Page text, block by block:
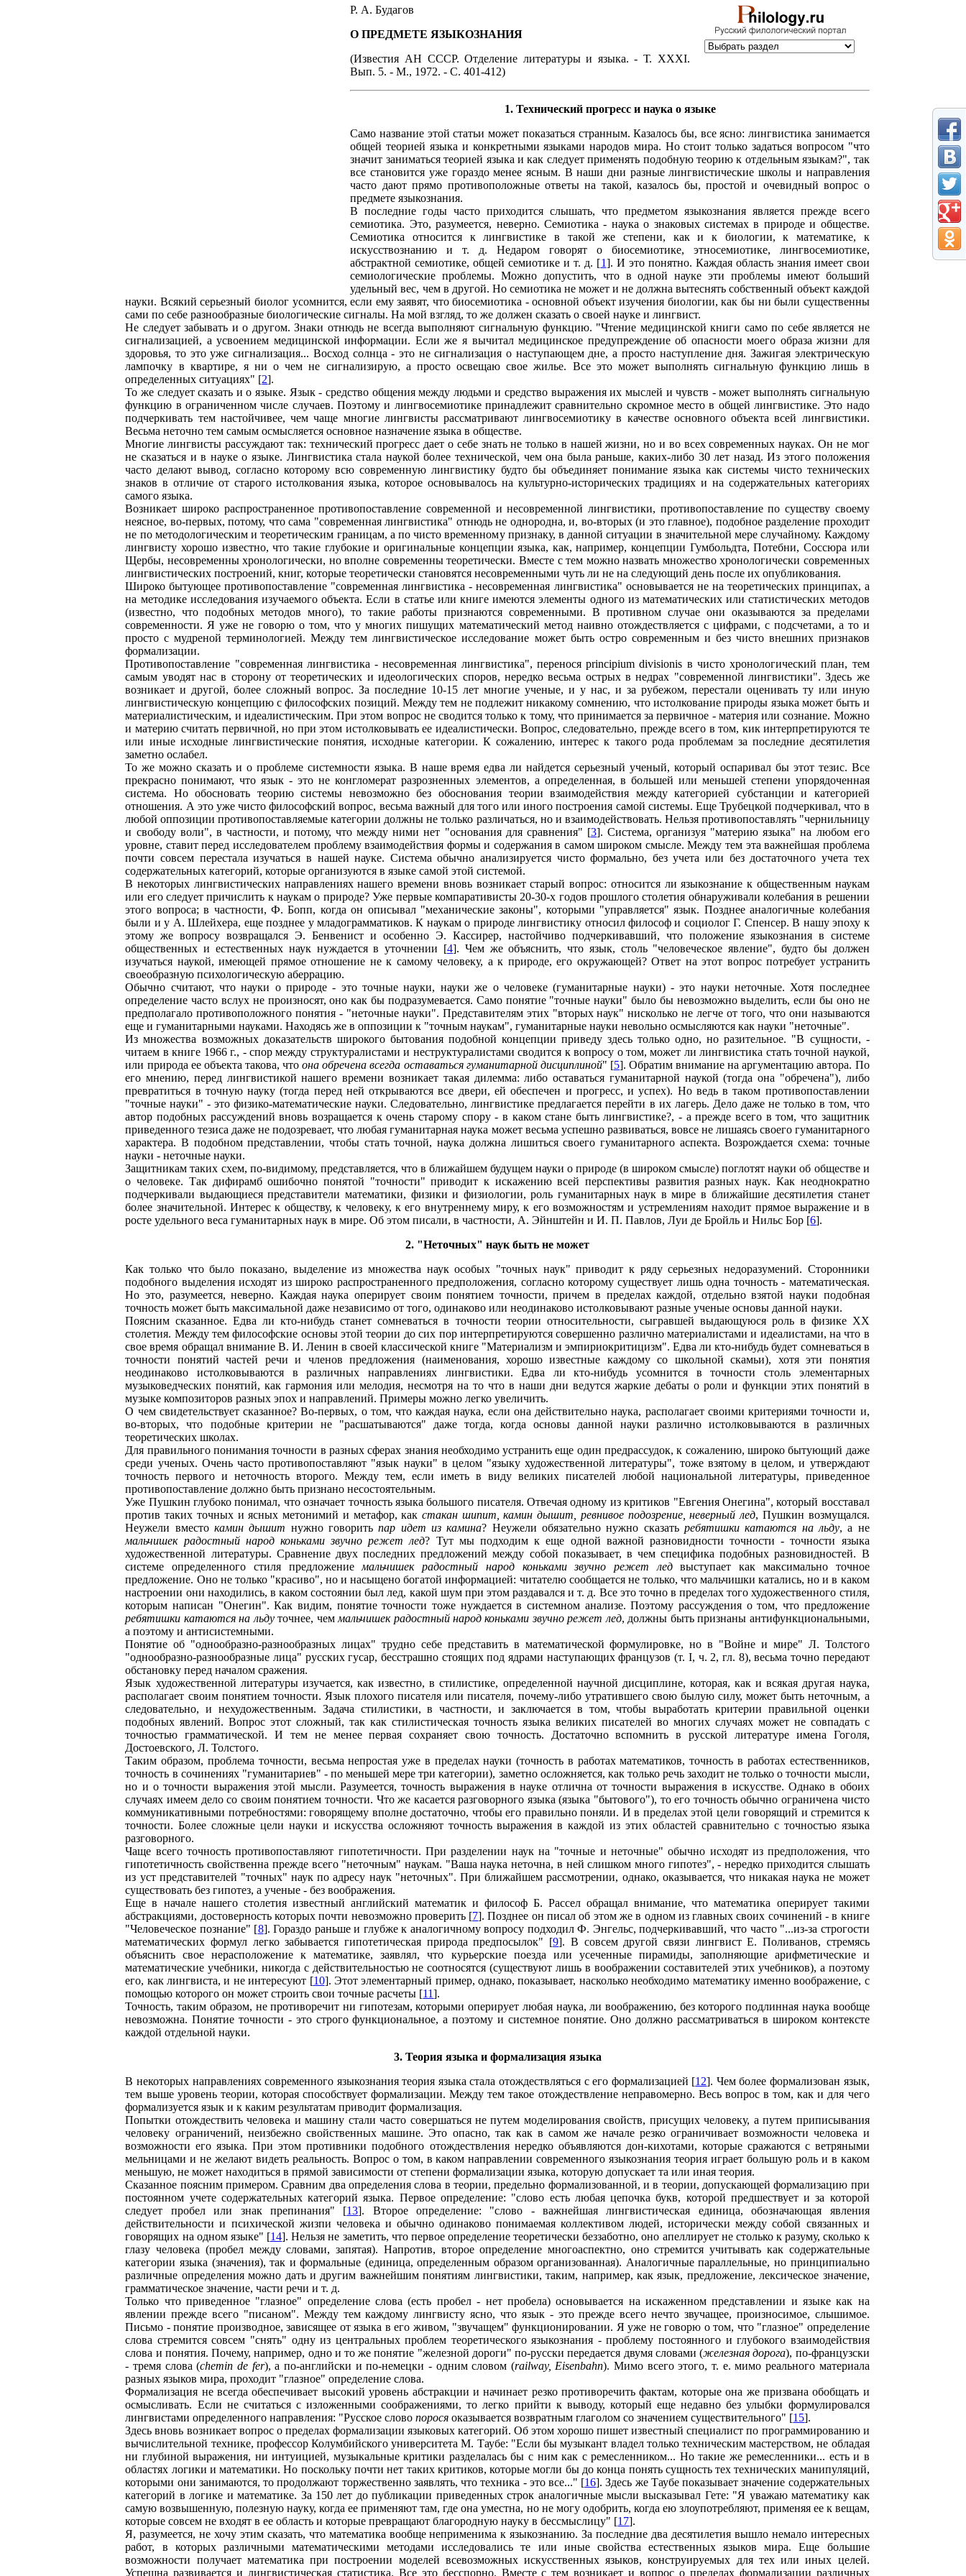
Р. А. Будагов
О ПРЕДМЕТЕ ЯЗЫКОЗНАНИЯ
(Известия АН СССР. Отделение литературы и языка. - Т. XXXI.
Вып. 5. - М., 1972. - С. 401-412)
1. Технический прогресс и наука о языке
Само название этой статьи может показаться странным. Казалось бы, все ясно: лингвистика занимается
общей теорией языка и конкретными языками народов мира. Но стоит только задаться вопросом "что
значит заниматься теорией языка и как следует применять подобную теорию к отдельным языкам?", так
все становится уже гораздо менее ясным. В наши дни разные лингвистические школы и направления
часто дают прямо противоположные ответы на такой, казалось бы, простой и очевидный вопрос о
предмете языкознания.
В последние годы часто приходится слышать, что предметом языкознания является прежде всего
семиотика. Это, разумеется, неверно. Семиотика - наука о знаковых системах в природе и обществе.
Семиотика относится к лингвистике в такой же степени, как и к биологии, к математике, к
искусствознанию и т. д. Недаром говорят о биосемиотике, этносемиотике, лингвосемиотике,
абстрактной семиотике, общей семиотике и т. д. [1]. И это понятно. Каждая область знания имеет свои
семиологические проблемы. Можно допустить, что в одной науке эти проблемы имеют больший
удельный вес, чем в другой. Но семиотика не может и не должна вытеснять собственный объект каждой
науки. Всякий серьезный биолог усомнится, если ему заявят, что биосемиотика - основной объект изучения биологии, как бы ни были существенны
сами по себе разнообразные биологические сигналы. На мой взгляд, то же должен сказать о своей науке и лингвист.
Не следует забывать и о другом. Знаки отнюдь не всегда выполняют сигнальную функцию. "Чтение медицинской книги само по себе является не
сигнализацией, а усвоением медицинской информации. Если же я вычитал медицинское предупреждение об опасности моего образа жизни для
здоровья, то это уже сигнализация... Восход солнца - это не сигнализация о наступающем дне, а просто наступление дня. Зажигая электрическую
лампочку в квартире, я ни о чем не сигнализирую, а просто освещаю свое жилье. Все это может выполнять сигнальную функцию лишь в
определенных ситуациях" [2].
То же следует сказать и о языке. Язык - средство общения между людьми и средство выражения их мыслей и чувств - может выполнять сигнальную
функцию в ограниченном числе случаев. Поэтому и лингвосемиотике принадлежит сравнительно скромное место в общей лингвистике. Это надо
подчеркивать тем настойчивее, чем чаще многие лингвисты рассматривают лингвосемиотику в качестве основного объекта всей лингвистики.
Весьма неточно тем самым осмысляется основное назначение языка в обществе.
Многие лингвисты рассуждают так: технический прогресс дает о себе знать не только в нашей жизни, но и во всех современных науках. Он не мог
не сказаться и в науке о языке. Лингвистика стала наукой более технической, чем она была раньше, каких-либо 30 лет назад. Из этого положения
часто делают вывод, согласно которому всю современную лингвистику будто бы объединяет понимание языка как системы чисто технических
знаков в отличие от старого истолкования языка, которое основывалось на культурно-исторических традициях и на содержательных категориях
самого языка.
Возникает широко распространенное противопоставление современной и несовременной лингвистики, противопоставление по существу своему
неясное, во-первых, потому, что сама "современная лингвистика" отнюдь не однородна, и, во-вторых (и это главное), подобное разделение проходит
не по методологическим и теоретическим границам, а по чисто временному признаку, в данной ситуации в значительной мере случайному. Каждому
лингвисту хорошо известно, что такие глубокие и оригинальные концепции языка, как, например, концепции Гумбольдта, Потебни, Соссюра или
Щербы, несовременны хронологически, но вполне современны теоретически. Вместе с тем можно назвать множество хронологически современных
лингвистических построений, книг, которые теоретически становятся несовременными чуть ли не на следующий день после их опубликования.
Широко бытующее противопоставление "современная лингвистика - несовременная лингвистика" основывается не на теоретических принципах, а
на методике исследования изучаемого объекта. Если в статье или книге имеются элементы одного из математических или статистических методов
(известно, что подобных методов много), то такие работы признаются современными. В противном случае они оказываются за пределами
современности. Я уже не говорю о том, что у многих пишущих математический метод наивно отождествляется с цифрами, с подсчетами, а то и
просто с мудреной терминологией. Между тем лингвистическое исследование может быть остро современным и без чисто внешних признаков
формализации.
Противопоставление "современная лингвистика - несовременная лингвистика", перенося principium divisionis в чисто хронологический план, тем
самым уводят нас в сторону от теоретических и идеологических споров, нередко весьма острых в недрах "современной лингвистики". Здесь же
возникает и другой, более сложный вопрос. За последние 10-15 лет многие ученые, и у нас, и за рубежом, перестали оценивать ту или иную
лингвистическую концепцию с философских позиций. Между тем не подлежит никакому сомнению, что истолкование природы языка может быть и
материалистическим, и идеалистическим. При этом вопрос не сводится только к тому, что принимается за первичное - материя или сознание. Можно
и материю считать первичной, но при этом истолковывать ее идеалистически. Вопрос, следовательно, прежде всего в том, кик интерпретируются те
или иные исходные лингвистические понятия, исходные категории. К сожалению, интерес к такого рода проблемам за последние десятилетия
заметно ослабел.
То же можно сказать и о проблеме системности языка. В наше время едва ли найдется серьезный ученый, который оспаривал бы этот тезис. Все
прекрасно понимают, что язык - это не конгломерат разрозненных элементов, а определенная, в большей или меньшей степени упорядоченная
система. Но обосновать теорию системы невозможно без обоснования теории взаимодействия между категорией субстанции и категорией
отношения. А это уже чисто философский вопрос, весьма важный для того или иного построения самой системы. Еще Трубецкой подчеркивал, что в
любой оппозиции противопоставляемые категории должны не только различаться, но и взаимодействовать. Нельзя противопоставлять "чернильницу
и свободу воли", в частности, и потому, что между ними нет "основания для сравнения" [3]. Система, организуя "материю языка" на любом его
уровне, ставит перед исследователем проблему взаимодействия формы и содержания в самом широком смысле. Между тем эта важнейшая проблема
почти совсем перестала изучаться в нашей науке. Система обычно анализируется чисто формально, без учета или без достаточного учета тех
содержательных категорий, которые организуются в языке самой этой системой.
В некоторых лингвистических направлениях нашего времени вновь возникает старый вопрос: относится ли языкознание к общественным наукам
или его следует причислить к наукам о природе? Уже первые компаративисты 20-30-х годов прошлого столетия обнаруживали колебания в решении
этого вопроса; в частности, Ф. Бопп, когда он описывал "механические законы", которыми "управляется" язык. Позднее аналогичные колебания
были и у А. Шлейхера, еще позднее у младограмматиков. К наукам о природе лингвистику относил философ и социолог Г. Спенсер. В нашу эпоху к
этому же вопросу возвращался Э. Бенвенист и особенно Э. Кассирер, настойчиво подчеркивавший, что положение языкознания в системе
общественных и естественных наук нуждается в уточнении [4]. Чем же объяснить, что язык, столь "человеческое явление", будто бы должен
изучаться наукой, имеющей прямое отношение не к самому человеку, а к природе, его окружающей? Ответ на этот вопрос потребует устранить
своеобразную психологическую аберрацию.
Обычно считают, что науки о природе - это точные науки, науки же о человеке (гуманитарные науки) - это науки неточные. Хотя последнее
определение часто вслух не произносят, оно как бы подразумевается. Само понятие "точные науки" было бы невозможно выделить, если бы оно не
предполагало противоположного понятия - "неточные науки". Представителям этих "вторых наук" нисколько не легче от того, что они называются
еще и гуманитарными науками. Находясь же в оппозиции к "точным наукам", гуманитарные науки невольно осмысляются как науки "неточные".
Из множества возможных доказательств широкого бытования подобной концепции приведу здесь только одно, но разительное. "В сущности, -
читаем в книге 1966 г., - спор между структуралистами и неструктуралистами сводится к вопросу о том, может ли лингвистика стать точной наукой,
или природа ее объекта такова, чтоона обречена всегда оставаться гуманитарной дисциплиной" [5]. Обратим внимание на аргументацию автора. По
его мнению, перед лингвистикой нашего времени возникает такая дилемма: либо оставаться гуманитарной наукой (тогда она "обречена"), либо
превратиться в точную науку (тогда перед ней открываются все двери, ей обеспечен и прогресс, и успех). Но ведь в таком противопоставлении
"точные науки" - это физико-математические науки. Следовательно, лингвистике предлагается перейти в их лагерь. Дело даже не только в том, что
автор подобных рассуждений вновь возращается к очень старому спору - в каком стане быть лингвистике?, - а прежде всего в том, что защитник
приведенного тезиса даже не подозревает, что любая гуманитарная наука может весьма успешно развиваться, вовсе не лишаясь своего гуманитарного
характера. В подобном представлении, чтобы стать точной, наука должна лишиться своего гуманитарного аспекта. Возрождается схема: точные
науки - неточные науки.
Защитникам таких схем, по-видимому, представляется, что в ближайшем будущем науки о природе (в широком смысле) поглотят науки об обществе и
о человеке. Так дифирамб ошибочно понятой "точности" приводит к искажению всей перспективы развития разных наук. Как неоднократно
подчеркивали выдающиеся представители математики, физики и физиологии, роль гуманитарных наук в мире в ближайшие десятилетия станет
более значительной. Интерес к обществу, к человеку, к его внутреннему миру, к его возможностям и устремлениям находит прямое выражение и в
росте удельного веса гуманитарных наук в мире. Об этом писали, в частности, А. Эйнштейн и И. П. Павлов, Луи де Бройль и Нильс Бор [6].
2. "Неточных" наук быть не может
Как только что было показано, выделение из множества наук особых "точных наук" приводит к ряду серьезных недоразумений. Сторонники
подобного выделения исходят из широко распространенного предположения, согласно которому существует лишь одна точность - математическая.
Но это, разумеется, неверно. Каждая наука оперирует своим понятием точности, причем в пределах каждой, отдельно взятой науки подобная
точность может быть максимальной даже независимо от того, одинаково или неодинаково истолковывают разные ученые основы данной науки.
Поясним сказанное. Едва ли кто-нибудь станет сомневаться в точности теории относительности, сыгравшей выдающуюся роль в физике XX
столетия. Между тем философские основы этой теории до сих пор интерпретируются совершенно различно материалистами и идеалистами, на что в
свое время обращал внимание В. И. Ленин в своей классической книге "Материализм и эмпириокритицизм". Едва ли кто-нибудь будет сомневаться в
точности понятий частей речи и членов предложения (наименования, хорошо известные каждому со школьной скамьи), хотя эти понятия
неодинаково истолковываются в различных направлениях лингвистики. Едва ли кто-нибудь усомнится в точности столь элементарных
музыковедческих понятий, как гармония или мелодия, несмотря на то что в наши дни ведутся жаркие дебаты о роли и функции этих понятий в
музыке композиторов разных эпох и направлений. Примеры можно легко увеличить.
О чем свидетельствует сказанное? Во-первых, о том, что каждая наука, если она действительно наука, располагает своими критериями точности и,
во-вторых, что подобные критерии не "расшатываются" даже тогда, когда основы данной науки различно истолковываются в различных
теоретических школах.
Для правильного понимания точности в разных сферах знания необходимо устранить еще один предрассудок, к сожалению, широко бытующий даже
среди ученых. Очень часто противопоставляют "язык науки" в целом "языку художественной литературы", тоже взятому в целом, и утверждают
точность первого и неточность второго. Между тем, если иметь в виду великих писателей любой национальной литературы, приведенное
противопоставление должно быть признано несостоятельным.
Уже Пушкин глубоко понимал, что означает точность языка большого писателя. Отвечая одному из критиков "Евгения Онегина", который восставал
против таких точных и ясных метонимий и метафор, как стакан шипит, камин дышит, ревнивое подозрение, неверный лед, Пушкин возмущался.
Неужели вместокамин дышит нужно говоритьпар идет из камина? Неужели обязательно нужно сказать ребятишки катаются на льду, а не
мальчишек радостный народ коньками звучно режет лед? Тут мы подходим к еще одной важной разновидности точности - точности языка
художественной литературы. Сравнение двух последних предложений между собой показывает, в чем специфика подобных разновидностей. В
системе определенного стиля предложение мальчишек радостный народ коньками звучно режет ледвыступает как максимально точное
предложение. Оно не только "красиво", но и насыщено богатой информацией: читателю сообщается не только, что мальчишки катались, но и в каком
настроении они находились, в каком состоянии был лед, какой шум при этом раздавался и т. д. Все это точно в пределах того художественного стиля,
которым написан "Онегин". Как видим, понятие точности тоже нуждается в системном анализе. Поэтому рассуждения о том, что предложение
ребятишки катаются на льдуточнее, чем мальчишек радостный народ коньками звучно режет лед, должны быть признаны антифункциональными,
а поэтому и антисистемными.
Понятие об "однообразно-разнообразных лицах" трудно себе представить в математической формулировке, но в "Войне и мире" Л. Толстого
"однообразно-разнообразные лица" русских гусар, бесстрашно стоящих под ядрами наступающих французов (т. I, ч. 2, гл. 8), весьма точно передают
обстановку перед началом сражения.
Язык художественной литературы изучается, как известно, в стилистике, определенной научной дисциплине, которая, как и всякая другая наука,
располагает своим понятием точности. Язык плохого писателя или писателя, почему-либо утратившего свою былую силу, может быть неточным, а
следовательно, и нехудожественным. Задача стилистики, в частности, и заключается в том, чтобы выработать критерии правильной оценки
подобных явлений. Вопрос этот сложный, так как стилистическая точность языка великих писателей во многих случаях может не совпадать с
точностью грамматической. И тем не менее первая сохраняет свою точность. Достаточно вспомнить в русской литературе имена Гоголя,
Достоевского, Л. Толстого.
Таким образом, проблема точности, весьма непростая уже в пределах науки (точность в работах математиков, точность в работах естественников,
точность в сочинениях "гуманитариев" - по меньшей мере три категории), заметно осложняется, как только речь заходит не только о точности мысли,
но и о точности выражения этой мысли. Разумеется, точность выражения в науке отлична от точности выражения в искусстве. Однако в обоих
случаях имеем дело со своим понятием точности. Что же касается разговорного языка (языка "бытового"), то его точность обычно ограничена чисто
коммуникативными потребностями: говорящему вполне достаточно, чтобы его правильно поняли. И в пределах этой цели говорящий и стремится к
точности. Более сложные цели науки и искусства осложняют точность выражения в каждой из этих областей сравнительно с точностью языка
разговорного.
Чаще всего точность противопоставляют гипотетичности. При разделении наук на "точные и неточные" обычно исходят из предположения, что
гипотетичность свойственна прежде всего "неточным" наукам. "Ваша наука неточна, в ней слишком много гипотез", - нередко приходится слышать
из уст представителей "точных" наук по адресу наук "неточных". При ближайшем рассмотрении, однако, оказывается, что никакая наука не может
существовать без гипотез, а ученые - без воображения.
Еще в начале нашего столетия известный английский математик и философ Б. Рассел обращал внимание, что математика оперирует такими
абстракциями, достоверность которых почти невозможно проверить [7]. Позднее он писал об этом же в одном из главных своих сочинений - в книге
"Человеческое познание" [8]. Гораздо раньше и глубже к аналогичному вопросу подходил Ф. Энгельс, подчеркивавший, что часто "...из-за строгости
математических формул легко забывается гипотетическая природа предпосылок" [9]. В совсем другой связи лингвист Е. Поливанов, стремясь
объяснить свое нерасположение к математике, заявлял, что курьерские поезда или усеченные пирамиды, заполняющие арифметические и
математические учебники, никогда с действительностью не соотносятся (существуют лишь в воображении составителей этих учебников), а поэтому
его, как лингвиста, и не интересуют [10]. Этот элементарный пример, однако, показывает, насколько необходимо математику именно воображение, с
помощью которого он может строить свои точные расчеты [11].
Точность, таким образом, не противоречит ни гипотезам, которыми оперирует любая наука, ли воображению, без которого подлинная наука вообще
невозможна. Понятие точности - это строго функциональное, а поэтому и системное понятие. Оно должно рассматриваться в широком контексте
каждой отдельной науки.
3. Теория языка и формализация языка
В некоторых направлениях современного языкознания теория языка стала отождествляться с его формализацией [12]. Чем более формализован язык,
тем выше уровень теории, которая способствует формализации. Между тем такое отождествление неправомерно. Весь вопрос в том, как и для чего
формализуется язык и к каким результатам приводит формализация.
Попытки отождествить человека и машину стали часто совершаться не путем моделирования свойств, присущих человеку, а путем приписывания
человеку ограничений, неизбежно свойственных машине. Это опасно, так как в самом же начале резко ограничивает возможности человека и
возможности его языка. При этом противники подобного отождествления нередко объявляются дон-кихотами, которые сражаются с ветряными
мельницами и не желают видеть реальность. Вопрос о том, в каком направлении современного языкознания теория играет большую роль и в каком
меньшую, не может находиться в прямой зависимости от степени формализации языка, которую допускает та или иная теория.
Сказанное поясним примером. Сравним два определения слова в теории, предельно формализованной, и в теории, допускающей формализацию при
постоянном учете содержательных категорий языка. Первое определение: "слово есть любая цепочка букв, которой предшествует и за которой
следует пробел или знак препинания" [13]. Второе определение: "слово - важнейшая лингвистическая единица, обозначающая явления
действительности и психической жизпи человека и обычно одинаково понимаемая коллективом людей, исторически между собой связанных и
говорящих на одном языке" [14]. Нельзя не заметить, что первое определение теоретически беззаботно, оно апеллирует не столько к разуму, сколько к
глазу человека (пробел между словами, запятая). Напротив, второе определение многоаспектно, оно стремится учитывать как содержательные
категории языка (значения), так и формальные (единица, определенным образом организованная). Аналогичные параллельные, но принципиально
различные определения можно дать и другим важнейшим понятиям лингвистики, таким, например, как язык, предложение, лексическое значение,
грамматическое значение, части речи и т. д.
Только что приведенное "глазное" определение слова (есть пробел - нет пробела) основывается на искаженном представлении и языке как на
явлении прежде всего "писаном". Между тем каждому лингвисту ясно, что язык - это прежде всего нечто звучащее, произносимое, слышимое.
Письмо - понятие производное, зависящее от языка в его живом, "звучащем" функционировании. Я уже не говорю о том, что "глазное" определение
слова стремится совсем "снять" одну из центральных проблем теоретического языкознания - проблему постоянного и глубокого взаимодействия
слова и понятия. Почему, например, одно и то же понятие "железной дороги" по-русски передается двумя словами (железная дорога), по-французски
- тремя слова (chemin de fer), а по-английски и по-немецки - одним словом (railway, Eisenbahn). Мимо всего этого, т. е. мимо реального материала
разных языков мира, проходит "глазное" определение слова.
Формализация не всегда обеспечивает высокий уровень абстракции и начинает резко противоречить фактам, которые она же призвана обобщать и
осмысливать. Если не считаться с изложенными соображениями, то легко прийти к выводу, который еще недавно без улыбки формулировался
лингвистами определенного направления: "Русское словопорося оказывается возвратным глаголом со значением существительного" [15].
Здесь вновь возникает вопрос о пределах формализации языковых категорий. Об этом хорошо пишет известный специалист по программированию и
вычислительной технике, профессор Колумбийского университета М. Таубе: "Если бы музыкант владел только техническим мастерством, не обладая
ни глубиной выражения, ни интуицией, музыкальные критики разделалась бы с ним как с ремесленником... Но такие же ремесленники... есть и в
областях логики и математики. Но поскольку почти нет таких критиков, которые могли бы до конца понять сущность тех технических манипуляций,
которыми они занимаются, то продолжают торжественно заявлять, что техника - это все..." [16]. Здесь же Таубе показывает значение содержательных
категорий в логике и математике. За 150 лет до публикации приведенных строк аналогичные мысли высказывал Гете: "Я уважаю математику как
самую возвышенную, полезную науку, когда ее применяют там, где она уместна, но не могу одобрить, когда ею злоупотребляют, применяя ее к вещам,
которые совсем не входят в ее область и которые превращают благородную науку в бессмыслицу" [17].
Я, разумеется, не хочу этим сказать, что математика вообще неприменима к языкознанию. За последние два десятилетия вышло немало интересных
работ, в которых различными математическими методами исследовались те или иные свойства естественных языков мира. Еще большие
возможности получает математика при построении моделей всевозможных искусственных языков, конструируемых для тех или иных целей.
Успешна развивается и лингвистическая статистика. Все это бесспорно. Вместе с тем возникает и вопрос о пределах формализации различных